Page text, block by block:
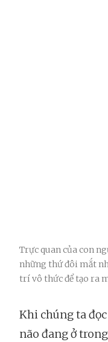
Trực quan của con
những thứ đôi mắt
trí vô thức để tạo ra
Khi chúng ta
não đang ở